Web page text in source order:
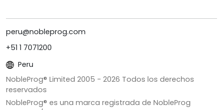
peru@nobleprog.com
+51 1 7071200
Peru
NobleProg® Limited 2005 - 2026 Todos los derechos
reservados
NobleProg® es una marca registrada de NobleProg